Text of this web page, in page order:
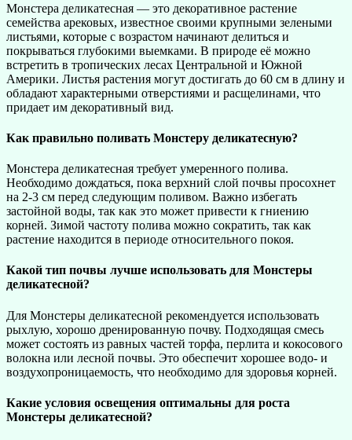
Монстера деликатесная — это декоративное растение
семейства арековых, известное своими крупными зелеными
листьями, которые с возрастом начинают делиться и
покрываться глубокими выемками. В природе её можно
встретить в тропических лесах Центральной и Южной
Америки. Листья растения могут достигать до 60 см в длину и
обладают характерными отверстиями и расщелинами, что
придает им декоративный вид.
Как правильно поливать Монстеру деликатесную?
Монстера деликатесная требует умеренного полива.
Необходимо дождаться, пока верхний слой почвы просохнет
на 2-3 см перед следующим поливом. Важно избегать
застойной воды, так как это может привести к гниению
корней. Зимой частоту полива можно сократить, так как
растение находится в периоде относительного покоя.
Какой тип почвы лучше использовать для Монстеры
деликатесной?
Для Монстеры деликатесной рекомендуется использовать
рыхлую, хорошо дренированную почву. Подходящая смесь
может состоять из равных частей торфа, перлита и кокосового
волокна или лесной почвы. Это обеспечит хорошее водо- и
воздухопроницаемость, что необходимо для здоровья корней.
Какие условия освещения оптимальны для роста
Монстеры деликатесной?